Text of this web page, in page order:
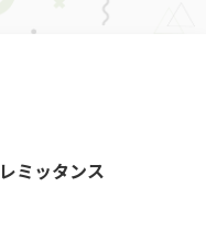
ミッタンス